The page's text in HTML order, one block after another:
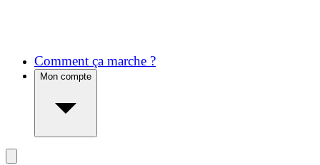
Comment ça marche ?
Mon compte